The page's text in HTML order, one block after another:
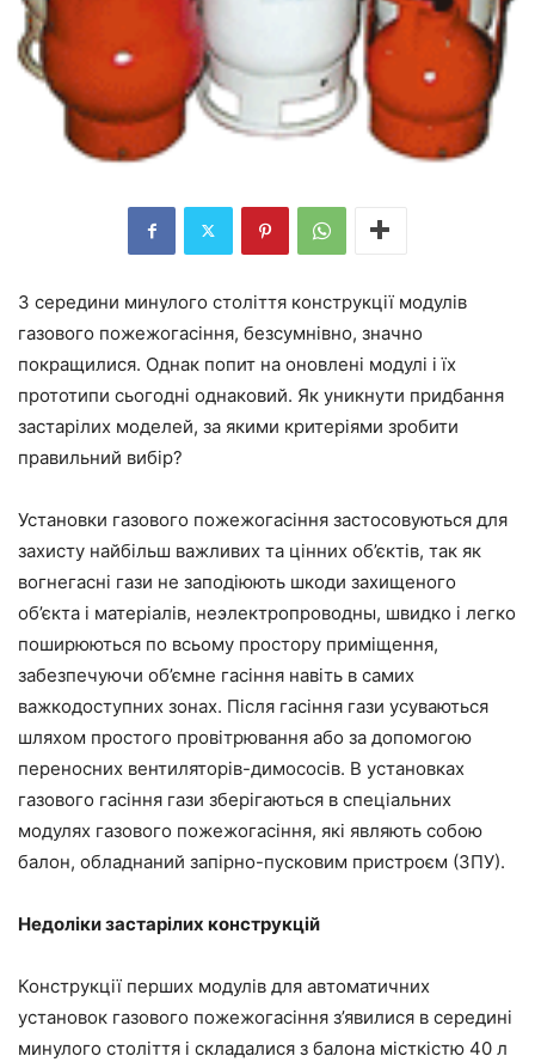
З середини минулого століття конструкції модулів
газового пожежогасіння, безсумнівно, значно
покращилися. Однак попит на оновлені модулі і їх
прототипи сьогодні однаковий. Як уникнути придбання
застарілих моделей, за якими критеріями зробити
правильний вибір?
Установки газового пожежогасіння застосовуються для
захисту найбільш важливих та цінних об’єктів, так як
вогнегасні гази не заподіюють шкоди захищеного
об’єкта і матеріалів, неэлектропроводны, швидко і легко
поширюються по всьому простору приміщення,
забезпечуючи об’ємне гасіння навіть в самих
важкодоступних зонах. Після гасіння гази усуваються
шляхом простого провітрювання або за допомогою
переносних вентиляторів-димососів. В установках
газового гасіння гази зберігаються в спеціальних
модулях газового пожежогасіння, які являють собою
балон, обладнаний запірно-пусковим пристроєм (ЗПУ).
Недоліки застарілих конструкцій
Конструкції перших модулів для автоматичних
установок газового пожежогасіння з’явилися в середині
минулого століття і складалися з балона місткістю 40 л